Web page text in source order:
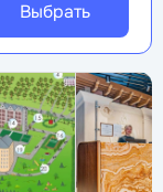
Выбрать